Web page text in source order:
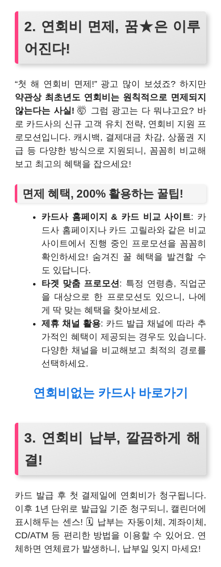
2. 연회비 면제, 꿈★은 이루
어진다!
“첫 해 연회비 면제!” 광고 많이 보셨죠? 하지만
약관상 최초년도 연회비는 원칙적으로 면제되지
않는다는 사실! 🤯 그럼 광고는 다 뭐냐고요? 바
로 카드사의 신규 고객 유치 전략, 연회비 지원 프
로모션입니다. 캐시백, 결제대금 차감, 상품권 지
급 등 다양한 방식으로 지원되니, 꼼꼼히 비교해
보고 최고의 혜택을 잡으세요!
면제 혜택, 200% 활용하는 꿀팁!
카드사 홈페이지 & 카드 비교 사이트: 카
드사 홈페이지나 카드 고릴라와 같은 비교
사이트에서 진행 중인 프로모션을 꼼꼼히
확인하세요! 숨겨진 꿀 혜택을 발견할 수
도 있답니다.
타겟 맞춤 프로모션 : 특정 연령층, 직업군
을 대상으로 한 프로모션도 있으니, 나에
게 딱 맞는 혜택을 찾아보세요.
제휴 채널 활용: 카드 발급 채널에 따라 추
가적인 혜택이 제공되는 경우도 있습니다.
다양한 채널을 비교해보고 최적의 경로를
선택하세요.
연회비없는 카드사 바로가기
3. 연회비 납부, 깔끔하게 해
결!
카드 발급 후 첫 결제일에 연회비가 청구됩니다.
이후 1년 단위로 발급일 기준 청구되니, 캘린더에
표시해두는 센스! 🗓️ 납부는 자동이체, 계좌이체,
CD/ATM 등 편리한 방법을 이용할 수 있어요. 연
체하면 연체료가 발생하니, 납부일 잊지 마세요!